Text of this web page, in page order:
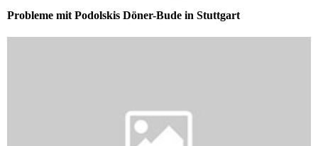
Probleme mit Podolskis Döner-Bude in Stuttgart